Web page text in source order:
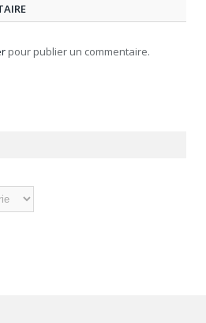
pour publier un commentaire.